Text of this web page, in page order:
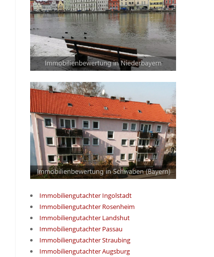
Immobiliengutachter Ingolstadt
Immobiliengutachter Rosenheim
Immobiliengutachter Landshut
Immobiliengutachter Passau
Immobiliengutachter Straubing
Immobiliengutachter Augsburg